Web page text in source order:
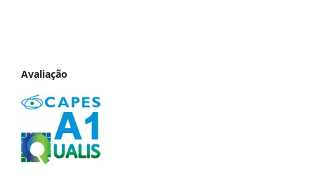
Avaliação